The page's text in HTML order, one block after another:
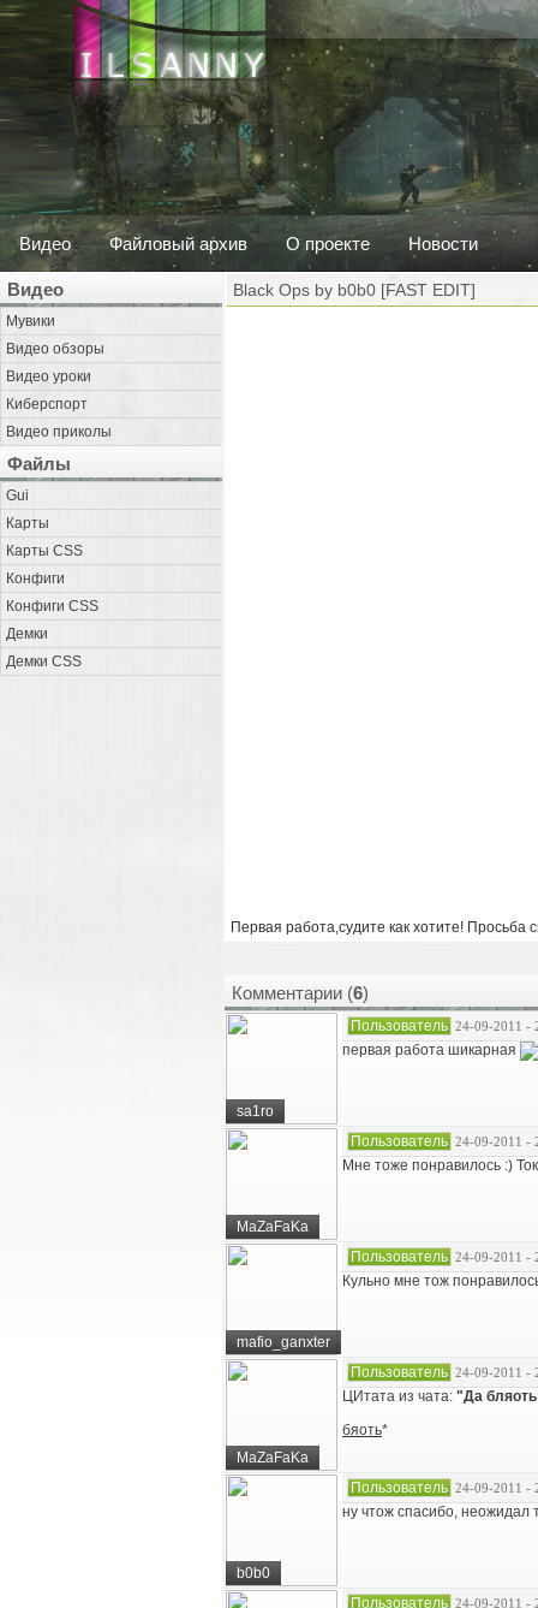
Видео Файловый архив О проекте Новости
Видео
Мувики
Видео обзоры
Видео уроки
Киберспорт
Видео приколы
Файлы
Gui
Карты
Карты CSS
Конфиги
Конфиги CSS
Демки
Демки CSS
Black Ops by b0b0 [FAST EDIT]
Первая работа,судите как хотите! Просьба
Комментарии (6)
sa1ro
Пользователь 24-09-2011 -
первая работа шикарная
MaZaFaKa
Пользователь 24-09-2011 -
Мне тоже понравилось :)
mafio_ganxter
Пользователь 24-09-2011 -
Кульно мне тож
MaZaFaKa
Пользователь 24-09-2011 -
ЦИтата из чата: "Да
бяоть*
b0b0
Пользователь 24-09-2011 -
ну чтож спасибо, неожидал
Пользователь 24-09-2011 -